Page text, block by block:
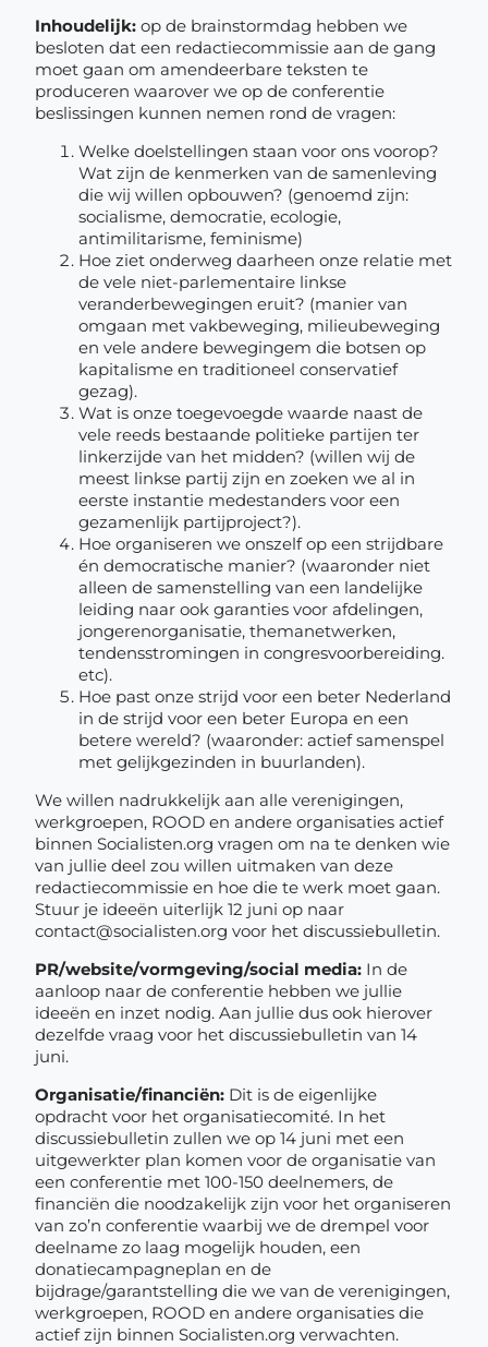
Inhoudelijk: op de brainstormdag hebben we
besloten dat een redactiecommissie aan de gang
moet gaan om amendeerbare teksten te
produceren waarover we op de conferentie
beslissingen kunnen nemen rond de vragen:
Welke doelstellingen staan voor ons voorop?
Wat zijn de kenmerken van de samenleving
die wij willen opbouwen? (genoemd zijn:
socialisme, democratie, ecologie,
antimilitarisme, feminisme)
Hoe ziet onderweg daarheen onze relatie met
de vele niet-parlementaire linkse
veranderbewegingen eruit? (manier van
omgaan met vakbeweging, milieubeweging
en vele andere bewegingem die botsen op
kapitalisme en traditioneel conservatief
gezag).
Wat is onze toegevoegde waarde naast de
vele reeds bestaande politieke partijen ter
linkerzijde van het midden? (willen wij de
meest linkse partij zijn en zoeken we al in
eerste instantie medestanders voor een
gezamenlijk partijproject?).
Hoe organiseren we onszelf op een strijdbare
én democratische manier? (waaronder niet
alleen de samenstelling van een landelijke
leiding naar ook garanties voor afdelingen,
jongerenorganisatie, themanetwerken,
tendensstromingen in congresvoorbereiding.
etc).
Hoe past onze strijd voor een beter Nederland
in de strijd voor een beter Europa en een
betere wereld? (waaronder: actief samenspel
met gelijkgezinden in buurlanden).
We willen nadrukkelijk aan alle verenigingen,
werkgroepen, ROOD en andere organisaties actief
binnen Socialisten.org vragen om na te denken wie
van jullie deel zou willen uitmaken van deze
redactiecommissie en hoe die te werk moet gaan.
Stuur je ideeën uiterlijk 12 juni op naar
contact@socialisten.org voor het discussiebulletin.
PR/website/vormgeving/social media: In de
aanloop naar de conferentie hebben we jullie
ideeën en inzet nodig. Aan jullie dus ook hierover
dezelfde vraag voor het discussiebulletin van 14
juni.
Organisatie/financiën: Dit is de eigenlijke
opdracht voor het organisatiecomité. In het
discussiebulletin zullen we op 14 juni met een
uitgewerkter plan komen voor de organisatie van
een conferentie met 100-150 deelnemers, de
financiën die noodzakelijk zijn voor het organiseren
van zo’n conferentie waarbij we de drempel voor
deelname zo laag mogelijk houden, een
donatiecampagneplan en de
bijdrage/garantstelling die we van de verenigingen,
werkgroepen, ROOD en andere organisaties die
actief zijn binnen Socialisten.org verwachten.